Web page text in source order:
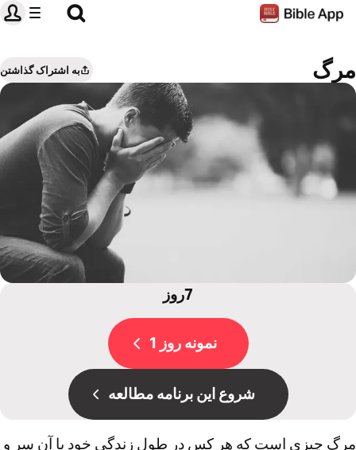
مرگ به اشتراک گذاشتن
7روز
نمونه روز 1
شروع این برنامه مطالعه
مرگ چیزی است که هر کس در طول زندگی خود با آن سر و